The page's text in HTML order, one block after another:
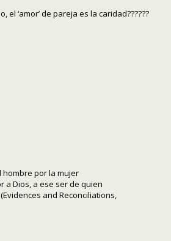
el ‘amor’ de pareja es la caridad??????
hombre por la mujer
a Dios, a ese ser de quien
and Reconciliations,